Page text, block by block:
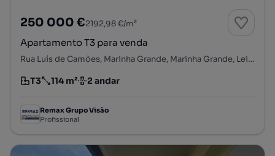
250 000 €2192,98 €/m²
Apartamento T3 para venda
Rua Luís de Camões, Marinha Grande, Marinha Grande, Leiria
Tipologia
T3
Preço por metro quadrado
114 m²
Andar 2 andar
Remax Grupo Visão
Profissional